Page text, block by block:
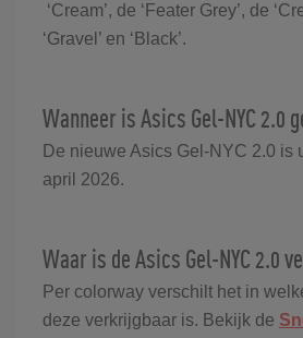
‘Cream’, de ‘Feater Grey’, de
‘Gravel’ en ‘Black’.
Wanneer is Asics Gel-NYC 2.0
De nieuwe Asics Gel-NYC 2.0 is
april 2026.
Waar is de Asics Gel-NYC 2.0
Per colorway verschilt het in
deze verkrijgbaar is. Bekijk de